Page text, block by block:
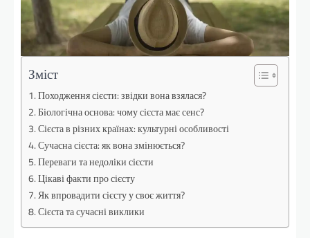
Зміст
Походження сієсти: звідки вона взялася?
Біологічна основа: чому сієста має сенс?
Сієста в різних країнах: культурні особливості
Сучасна сієста: як вона змінюється?
Переваги та недоліки сієсти
Цікаві факти про сієсту
Як впровадити сієсту у своє життя?
Сієста та сучасні виклики